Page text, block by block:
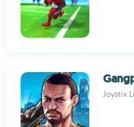
Joystix